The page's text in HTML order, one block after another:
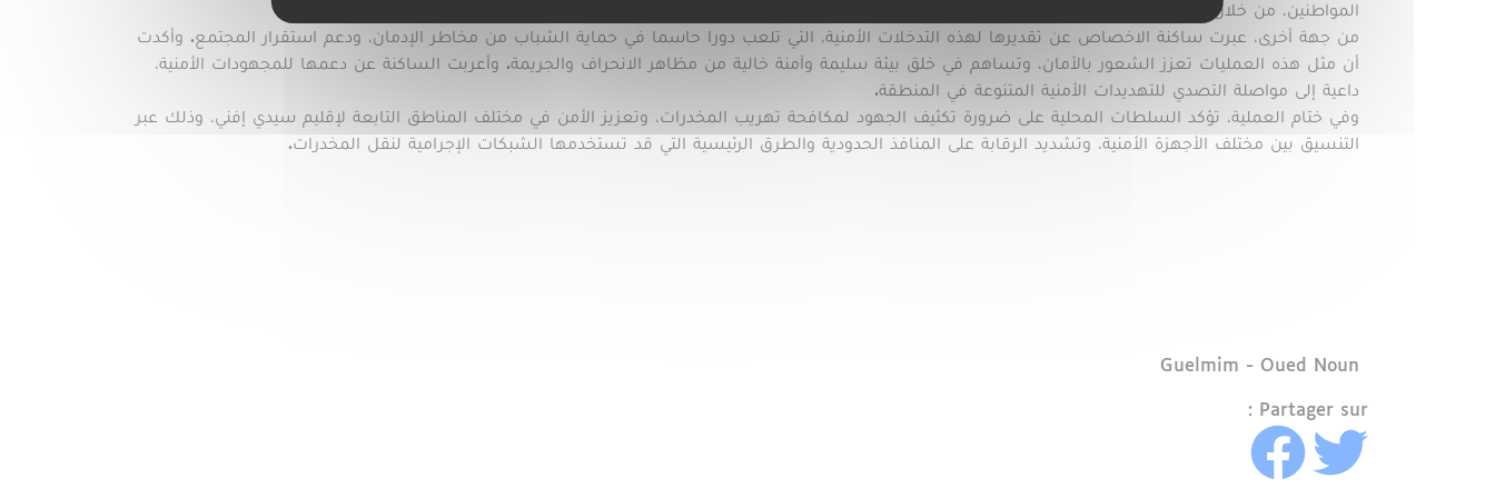
المواطنين، من خلال اعتماد مقاربة استباقية ودوريات ميدانية منتظمة، وهو ما جعل من الممكن تجفيف منابع الجريمة في المنطقة.
من جهة أخرى، عبرت ساكنة الاخصاص عن تقديرها لهذه التدخلات الأمنية، التي تلعب دورا حاسما في حماية الشباب من مخاطر الإدمان، ودعم استقرار المجتمع. وأكدت
أن مثل هذه العمليات تعزز الشعور بالأمان، وتساهم في خلق بيئة سليمة وآمنة خالية من مظاهر الانحراف والجريمة. وأعربت الساكنة عن دعمها للمجهودات الأمنية،
داعية إلى مواصلة التصدي للتهديدات الأمنية المتنوعة في المنطقة.
وفي ختام العملية، تؤكد السلطات المحلية على ضرورة تكثيف الجهود لمكافحة تهريب المخدرات، وتعزيز الأمن في مختلف المناطق التابعة لإقليم سيدي إفني، وذلك عبر
التنسيق بين مختلف الأجهزة الأمنية، وتشديد الرقابة على المنافذ الحدودية والطرق الرئيسية التي قد تستخدمها الشبكات الإجرامية لنقل المخدرات.
Région
Guelmim - Oued Noun
Partager sur :